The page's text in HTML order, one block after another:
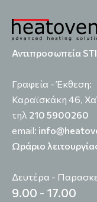
Αντιπροσωπεία
Γραφεία - Έκθεση:
Καραϊσκάκη 46,
τηλ 210 5900260
email:
Ωράριο
Δευτέρα -
9.00 - 17.00